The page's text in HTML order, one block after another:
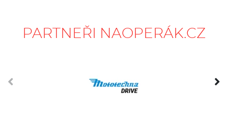
PARTNEŘI NAOPERÁK.CZ